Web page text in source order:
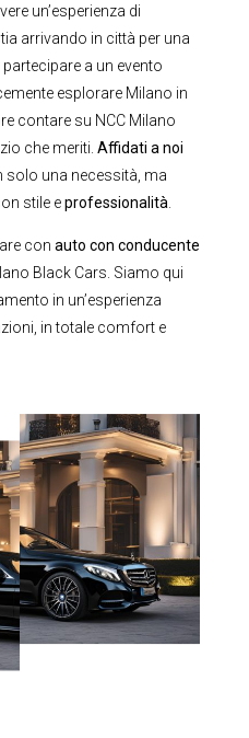
un’esperienza di
arrivando in città per una
a un evento
esplorare Milano in
contare su NCC Milano
che meriti. Affidati a noi
solo una necessità, ma
stile eprofessionalità
con auto con conducente
Black Cars. Siamo qui
in un’esperienza
in totale comfort e